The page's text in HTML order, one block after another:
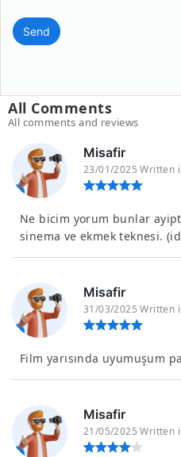
Send
All Comments
All comments and reviews
Misafir
23/01/2025 Written
Ne bicim yorum bunlar
sinema ve ekmek teknesi.
Misafir
31/03/2025 Written
Film yarısında uyumuşum
Misafir
21/05/2025 Written